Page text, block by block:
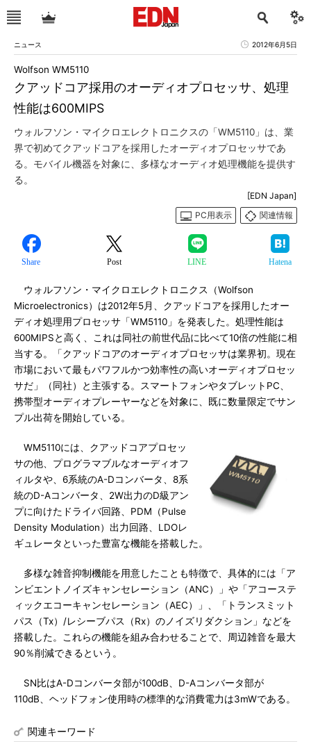
ニュース 2012年6月5日
クアッドコア採用のオーディオプロセッサ、処理
性能は600MIPS
Wolfson WM5110
ウォルフソン・マイクロエレクトロニクスの「WM5110」は、業
界で初めてクアッドコアを採用したオーディオプロセッサであ
る。モバイル機器を対象に、多様なオーディオ処理機能を提供す
る。
[EDN Japan]
PC用表示
関連情報
Share Post LINE Hatena
ウォルフソン・マイクロエレクトロニクス（Wolfson
Microelectronics）は2012年5月、クアッドコアを採用したオー
ディオ処理用プロセッサ「WM5110」を発表した。処理性能は
600MIPSと高く、これは同社の前世代品に比べて10倍の性能に相
当する。「クアッドコアのオーディオプロセッサは業界初。現在
市場において最もパワフルかつ効率性の高いオーディオプロセッ
サだ」（同社）と主張する。スマートフォンやタブレットPC、
携帯型オーディオプレーヤーなどを対象に、既に数量限定でサン
プル出荷を開始している。
WM5110には、クアッドコアプロセッ
サの他、プログラマブルなオーディオフ
ィルタや、6系統のA-Dコンバータ、8系
統のD-Aコンバータ、2W出力のD級アン
プに向けたドライバ回路、PDM（Pulse
Density Modulation）出力回路、LDOレ
ギュレータといった豊富な機能を搭載した。
多様な雑音抑制機能を用意したことも特徴で、具体的には「ア
ンビエントノイズキャンセレーション（ANC）」や「アコーステ
ィックエコーキャンセレーション（AEC）」、「トランスミット
パス（Tx）/レシーブパス（Rx）のノイズリダクション」などを
搭載した。これらの機能を組み合わせることで、周辺雑音を最大
90％削減できるという。
SN比はA-Dコンバータ部が100dB、D-Aコンバータ部が
110dB、ヘッドフォン使用時の標準的な消費電力は3mWである。
関連キーワード